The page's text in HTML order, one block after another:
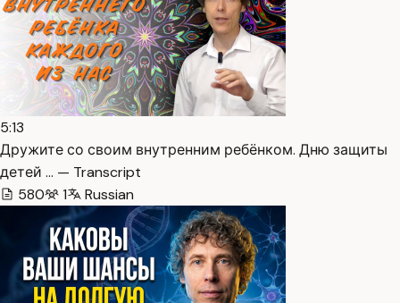
5:13
Дружите со своим внутренним ребёнком. Дню защиты
детей … — Transcript
580
1 Russian